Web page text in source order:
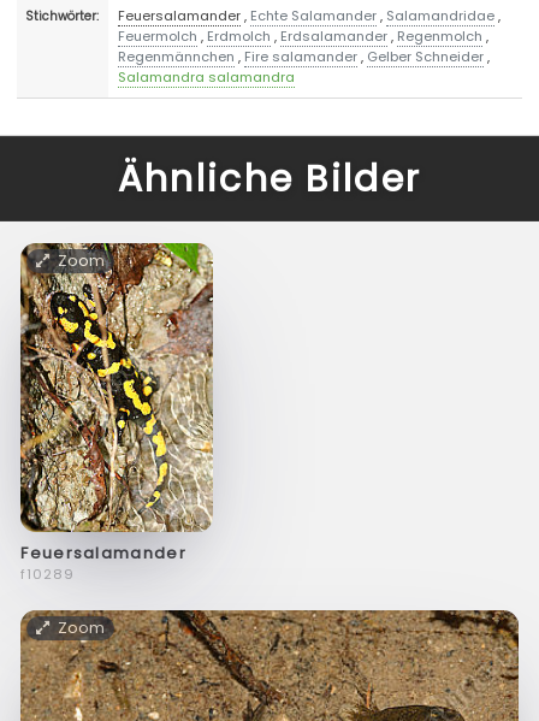
Stichwörter: Feuersalamander, Echte Salamander, Salamandridae,
Feuermolch , Erdmolch , Erdsalamander, Regenmolch ,
Regenmännchen , Fire salamander, Gelber Schneider,
Salamandra salamandra
Ähnliche Bilder
Zoom
Feuersalamander
f10289
Zoom